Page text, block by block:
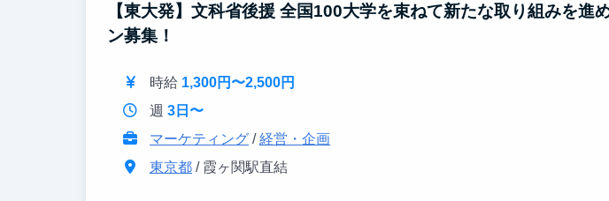
【東大発】文科省後援 全国100大学を束ねて新たな取り組みを進
ン募集！
時給 1,300円〜2,500円
週 3日〜
マーケティング/経営・企画
東京都/ 霞ヶ関駅直結